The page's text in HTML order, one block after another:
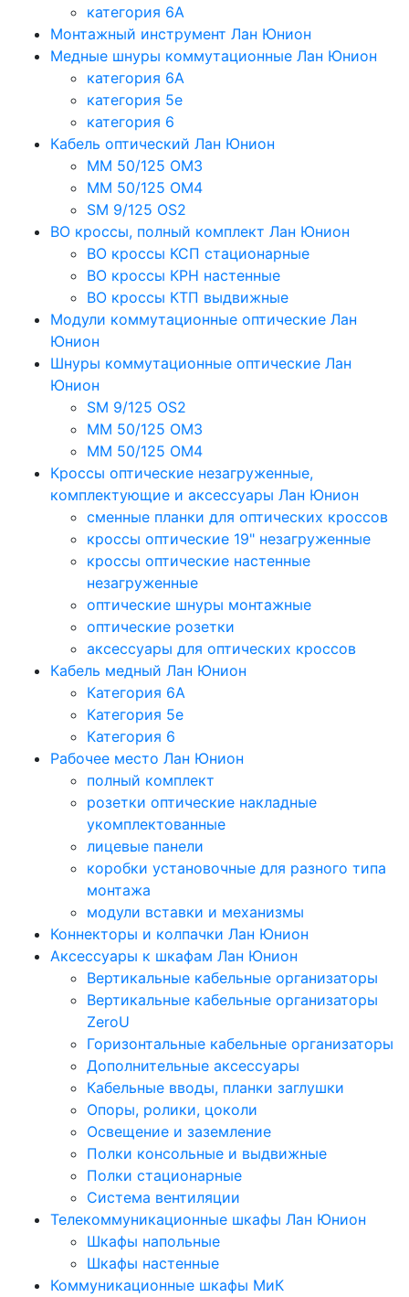
категория 6A
Монтажный инструмент Лан Юнион
Медные шнуры коммутационные Лан Юнион
категория 6A
категория 5e
категория 6
Кабель оптический Лан Юнион
MM 50/125 OM3
MM 50/125 OM4
SM 9/125 OS2
ВО кроссы, полный комплект Лан Юнион
ВО кроссы КСП стационарные
ВО кроссы КРН настенные
ВО кроссы КТП выдвижные
Модули коммутационные оптические Лан
Юнион
Шнуры коммутационные оптические Лан
Юнион
SM 9/125 OS2
MM 50/125 OM3
MM 50/125 OM4
Кроссы оптические незагруженные,
комплектующие и аксессуары Лан Юнион
сменные планки для оптических кроссов
кроссы оптические 19" незагруженные
кроссы оптические настенные
незагруженные
оптические шнуры монтажные
оптические розетки
аксессуары для оптических кроссов
Кабель медный Лан Юнион
Категория 6A
Категория 5e
Категория 6
Рабочее место Лан Юнион
полный комплект
розетки оптические накладные
укомплектованные
лицевые панели
коробки установочные для разного типа
монтажа
модули вставки и механизмы
Коннекторы и колпачки Лан Юнион
Аксессуары к шкафам Лан Юнион
Вертикальные кабельные организаторы
Вертикальные кабельные организаторы
ZeroU
Горизонтальные кабельные организаторы
Дополнительные аксессуары
Кабельные вводы, планки заглушки
Опоры, ролики, цоколи
Освещение и заземление
Полки консольные и выдвижные
Полки стационарные
Система вентиляции
Телекоммуникационные шкафы Лан Юнион
Шкафы напольные
Шкафы настенные
Коммуникационные шкафы МиК